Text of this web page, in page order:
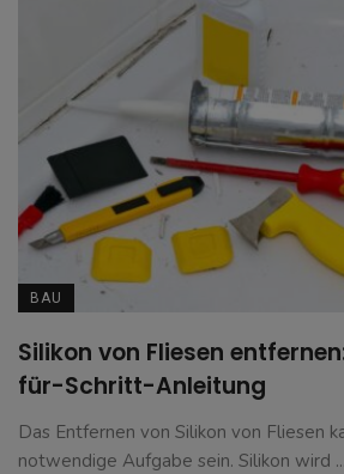
BAU
Silikon von Fliesen
für-Schritt-Anleitung
Das Entfernen von Silikon von Fliesen
notwendige Aufgabe sein. Silikon wird ...